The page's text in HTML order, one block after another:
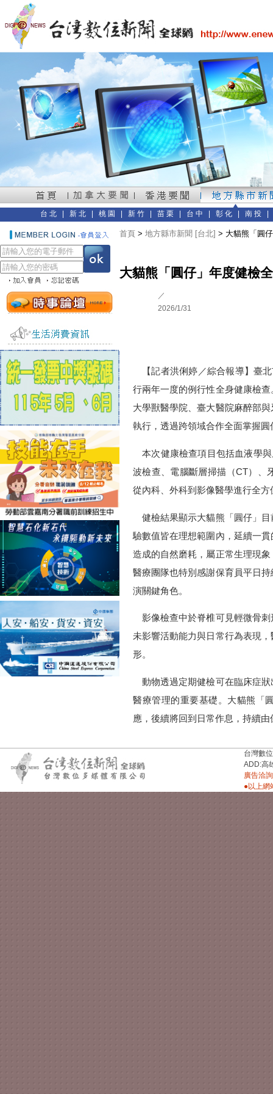
台北 新北 桃園 新竹 苗栗 台中 彰化 南投
首頁 > 地方縣市新聞 [台北] > 大貓熊「圓
大貓熊「圓仔」年度健檢
／
2026/1/31
【記者洪俐婷／綜合報導】臺
行兩年一度的例行性全身健康檢
大學獸醫學院、臺大醫院麻醉部
執行，透過跨領域合作全面掌握圓
本次健康檢查項目包括血液學
波檢查、電腦斷層掃描（CT）、
從內科、外科到影像醫學進行全方
健檢結果顯示大貓熊「圓仔」目
驗數值皆在理想範圍內，延續一
造成的自然磨耗，屬正常生理現
醫療團隊也特別感謝保育員平日
演關鍵角色。
影像檢查中於脊椎可見輕微骨刺
未影響活動能力與日常行為表現
形。
動物透過定期健檢可在臨床症狀
醫療管理的重要基礎。大貓熊「
應，後續將回到日常作息，持續
台灣數
ADD:高
廣告洽
●以上網